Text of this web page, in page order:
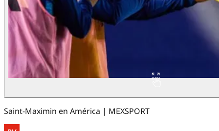
Saint-Maximin en América | MEXSPORT